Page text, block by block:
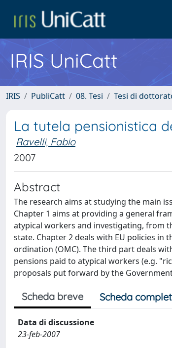
IRIS UniCatt
IRIS PubliCatt 08. Tesi Tesi di
La tutela pensionistica
Ravelli, Fabio
2007
Abstract
The research aims at studying the main
Chapter 1 aims at providing a general
atypical workers and investigating, from
state. Chapter 2 deals with EU policies
ordination (OMC). The third part deals
pensions paid to atypical workers (e.g.
proposals put forward by the
Scheda breve Scheda
Data di discussione
23-feb-2007